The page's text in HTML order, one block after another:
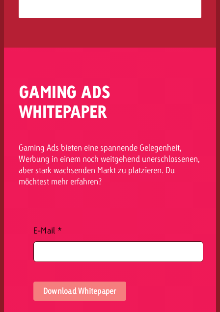
GAMING ADS
WHITEPAPER
Gaming Ads bieten eine spannende Gelegenheit,
Werbung in einem noch weitgehend unerschlossenen,
aber stark wachsenden Markt zu platzieren. Du
möchtest mehr erfahren?
E-Mail *
Download Whitepaper